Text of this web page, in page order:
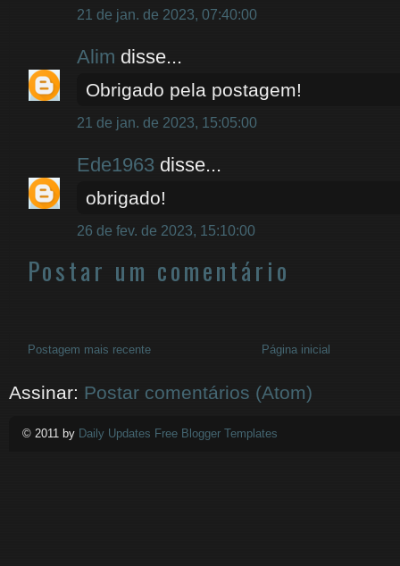
21 de jan. de 2023, 07:40:00
Alim disse...
Obrigado pela postagem!
21 de jan. de 2023, 15:05:00
Ede1963 disse...
obrigado!
26 de fev. de 2023, 15:10:00
Postar um comentário
Postagem mais recente Página inicial
Assinar: Postar comentários (Atom)
© 2011 by Daily Updates Free Blogger Templates